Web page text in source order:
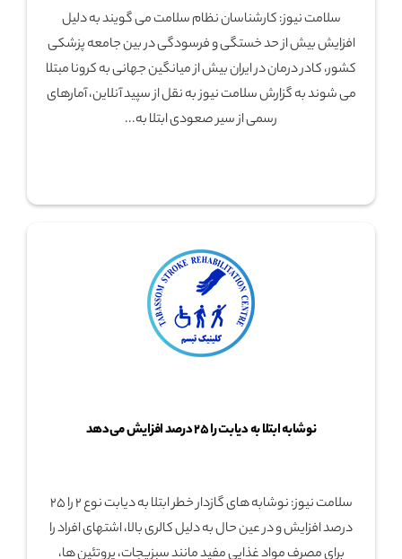
سلامت نیوز: کارشناسان نظام سلامت می گویند به دلیل
افزایش بیش از حد خستگی و فرسودگی در بین جامعه پزشکی
کشور، کادر درمان در ایران بیش از میانگین جهانی به کرونا مبتلا
می شوند به گزارش سلامت نیوز به نقل از سپید آنلاین، آمارهای
رسمی از سیر صعودی ابتلا به...
نوشابه ابتلا به دیابت را ۲۵ درصد افزایش می‌دهد
سلامت نیوز: نوشابه های گازدار خطر ابتلا به دیابت نوع ۲ را ۲۵
درصد افزایش و در عین حال به دلیل کالری بالا، اشتهای افراد را
برای مصرف مواد غذایی مفید مانند سبزیجات، پروتئین ها،